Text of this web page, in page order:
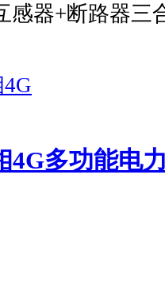
感器+断路器三
4G多功能电